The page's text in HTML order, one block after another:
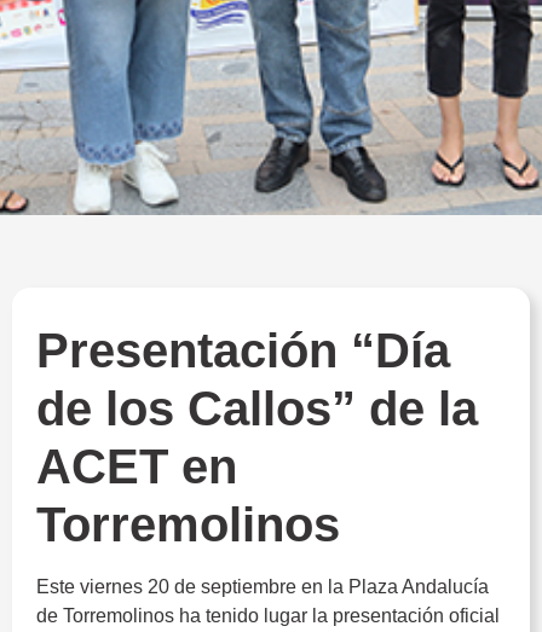
Presentación “Día
de los Callos” de la
ACET en
Torremolinos
Este viernes 20 de septiembre en la Plaza Andalucía
de Torremolinos ha tenido lugar la presentación oficial